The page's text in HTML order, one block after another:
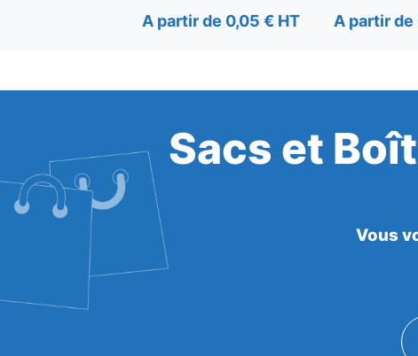
A partir de 0,05 € HT A partir de
Sacs et
Vous